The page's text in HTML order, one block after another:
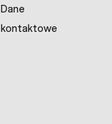
Dane
kontaktowe